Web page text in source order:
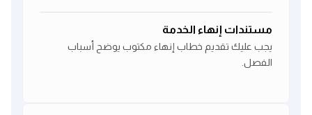
مستندات إنهاء الخدمة
يجب عليك تقديم خطاب إنهاء مكتوب يوضح أسباب
الفصل.